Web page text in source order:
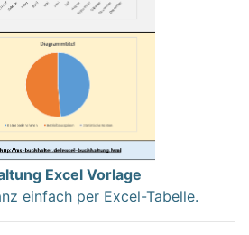
Excel Vorlage
einfach per Excel-Tabelle.